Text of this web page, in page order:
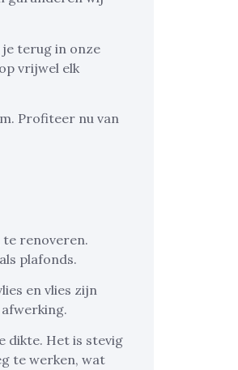
terug in onze
vrijwel elk
Profiteer nu van
renoveren.
plafonds.
en vlies zijn
dikte. Het is stevig
te werken, wat